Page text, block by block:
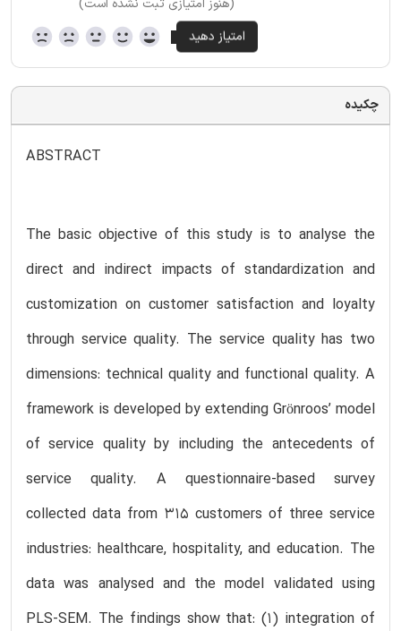
چکیده
ABSTRACT
The basic objective of this study is to analyse the
direct and indirect impacts of standardization and
customization on customer satisfaction and loyalty
through service quality. The service quality has two
dimensions: technical quality and functional quality. A
framework is developed by extending Grӧnroos’ model
of service quality by including the antecedents of
service quality. A questionnaire-based survey
collected data from 315 customers of three service
industries: healthcare, hospitality, and education. The
data was analysed and the model validated using
PLS-SEM. The findings show that: (1) integration of